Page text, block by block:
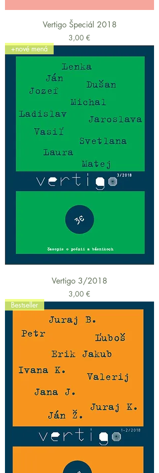
Vertigo Špeciál 2018
Cena
3,00 €
+nové mená
Vertigo 3/2018
Cena
3,00 €
Bestseller